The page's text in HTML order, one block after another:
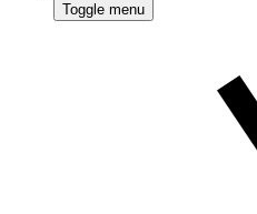
Toggle menu